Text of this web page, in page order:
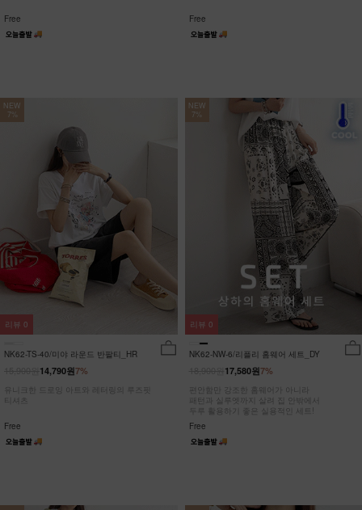
Free Free
NEW
7%
NK62-TS-40/미야 라운드 반팔티_HR
7%
14,790원
유니크한 드로잉 아트와 레터링의 루즈핏
티셔츠
Free
리뷰 0
NEW
7%
NK62-NW-6/리플리 홈웨어 세트_DY
7%
17,580원
편안함만 강조한 홈웨어가 아니라
패턴과 실루엣까지 살려 집 안밖에서
두루 활용하기 좋은 실용적인 세트!
Free
리뷰 0